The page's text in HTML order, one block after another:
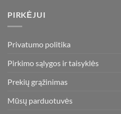
PIRKĖJUI
Privatumo politika
Pirkimo sąlygos ir taisyklės
Prekių grąžinimas
Mūsų parduotuvės